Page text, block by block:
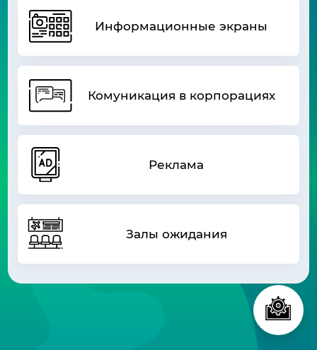
Информационные экраны
Комуникация в корпорациях
Реклама
Залы ожидания
Вы не создали никаких конфигураций